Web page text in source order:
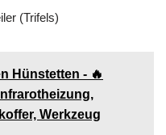
(Trifels)
Hünstetten - 🔥
Werkzeug